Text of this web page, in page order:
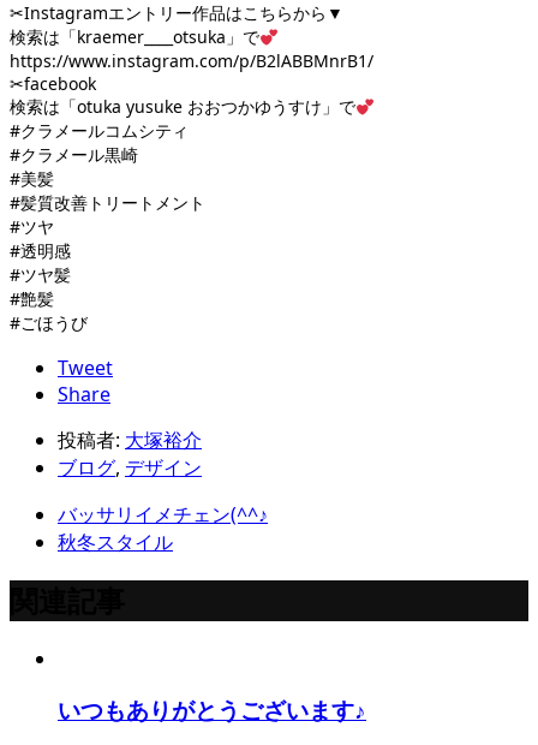
✂︎Instagramエントリー作品はこちらから▼
検索は「kraemer____otsuka」で
https://www.instagram.com/p/B2lABBMnrB1/
✂︎facebook
検索は「otuka yusuke おおつかゆうすけ」で
#クラメールコムシティ
#クラメール黒崎
#美髪
#髪質改善トリートメント
#ツヤ
#透明感
#ツヤ髪
#艶髪
#ごほうび
Tweet
Share
投稿者: 大塚裕介
ブログ, デザイン
バッサリイメチェン(^^♪
秋冬スタイル
いつもありがとうございます♪